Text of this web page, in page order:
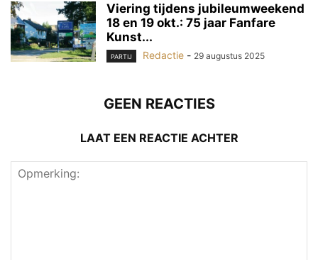
Viering tijdens jubileumweekend
18 en 19 okt.: 75 jaar Fanfare
Kunst...
PARTIJ Redactie - 29 augustus 2025
GEEN REACTIES
LAAT EEN REACTIE ACHTER